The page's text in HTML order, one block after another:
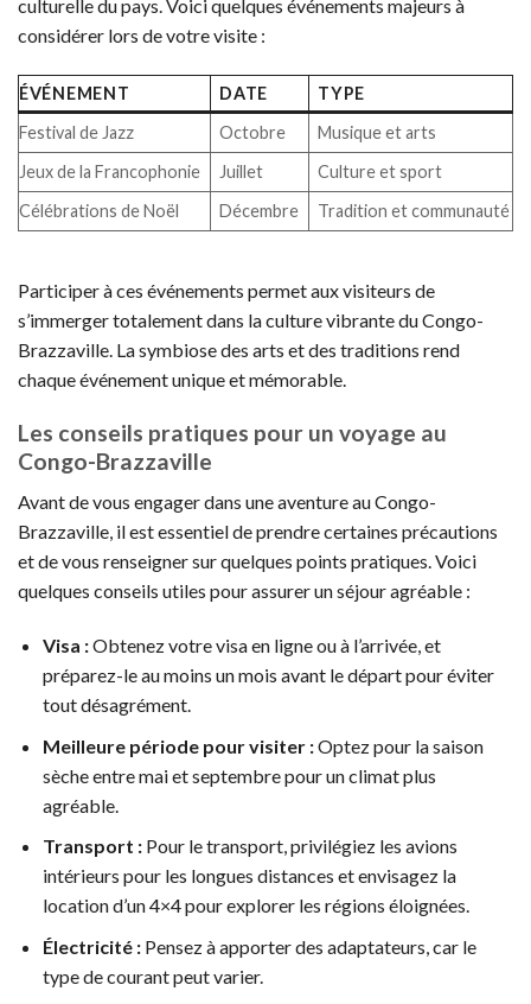
culturelle du pays. Voici quelques événements majeurs à
considérer lors de votre visite :
ÉVÉNEMENT DATE
TYPE
Festival de Jazz
Octobre
Musique et arts
Jeux de la Francophonie
Juillet
Culture et sport
Célébrations de Noël
Décembre Tradition et communauté
Participer à ces événements permet aux visiteurs de
s’immerger totalement dans la culture vibrante du Congo-
Brazzaville. La symbiose des arts et des traditions rend
chaque événement unique et mémorable.
Les conseils pratiques pour un voyage au
Congo-Brazzaville
Avant de vous engager dans une aventure au Congo-
Brazzaville, il est essentiel de prendre certaines précautions
et de vous renseigner sur quelques points pratiques. Voici
quelques conseils utiles pour assurer un séjour agréable :
Visa :Obtenez votre visa en ligne ou à l’arrivée, et
préparez-le au moins un mois avant le départ pour éviter
tout désagrément.
Meilleure période pour visiter :Optez pour la saison
sèche entre mai et septembre pour un climat plus
agréable.
Transport :Pour le transport, privilégiez les avions
intérieurs pour les longues distances et envisagez la
location d’un 4×4 pour explorer les régions éloignées.
Électricité :Pensez à apporter des adaptateurs, car le
type de courant peut varier.